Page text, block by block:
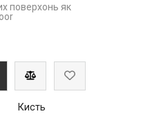
поверхонь як
Кисть